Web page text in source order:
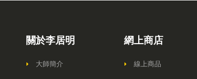
關於李居明
大師簡介
網上商店
線上商品